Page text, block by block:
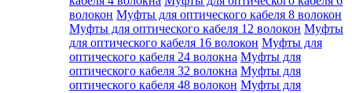
волокон Муфты для оптического кабеля 8 волокон
Муфты для оптического кабеля 12 волокон Муфты
для оптического кабеля 16 волокон Муфты для
оптического кабеля 24 волокна Муфты для
оптического кабеля 32 волокна Муфты для
оптического кабеля 48 волокон Муфты для